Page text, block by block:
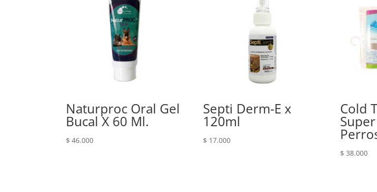
Naturproc Oral Gel
Bucal X 60 Ml.
$ 46.000
Septi Derm-E x
120ml
$ 17.000
Cold
$ 38.000